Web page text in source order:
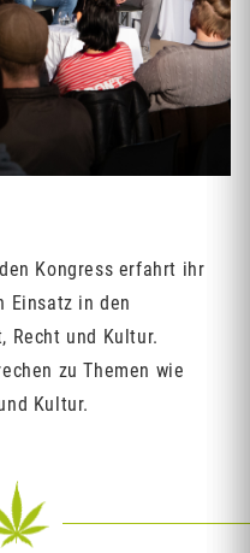
Kongress erfahrt ihr
Einsatz in den
Recht und Kultur.
zu Themen wie
Kultur.